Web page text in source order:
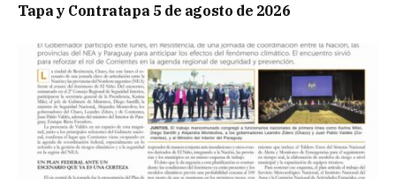
Tapa y Contratapa 5 de agosto de 2026